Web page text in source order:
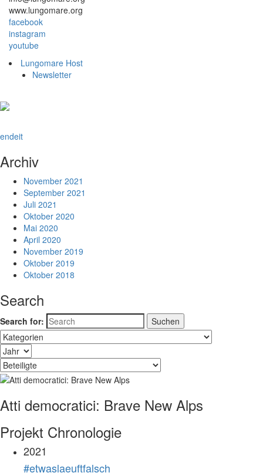
www.lungomare.org
facebook
instagram
youtube
Lungomare Host
Newsletter
endeit
Archiv
November 2021
September 2021
Juli 2021
Oktober 2020
Mai 2020
April 2020
November 2019
Oktober 2019
Oktober 2018
Search
Search for:
Atti democratici: Brave New Alps
Projekt Chronologie
2021
#etwaslaeuftfalsch